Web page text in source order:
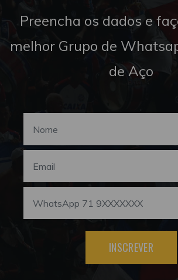
Preencha os dados e
melhor Grupo de
de Aço
INSCREVER